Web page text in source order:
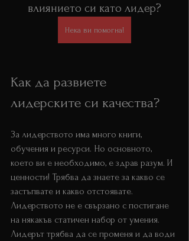
влиянието си като лидер?
Нека ви помогна!
Как да развиете
лидерските си качества?
За лидерството има много книги,
обучения и ресурси. Но основното,
което ви е необходимо, е здрав разум. И
ценности! Трябва да знаете за какво се
застъпвате и какво отстоявате.
Лидерството не е свързано с постигане
на някакъв статичен набор от умения.
Лидерът трябва да се променя и да води